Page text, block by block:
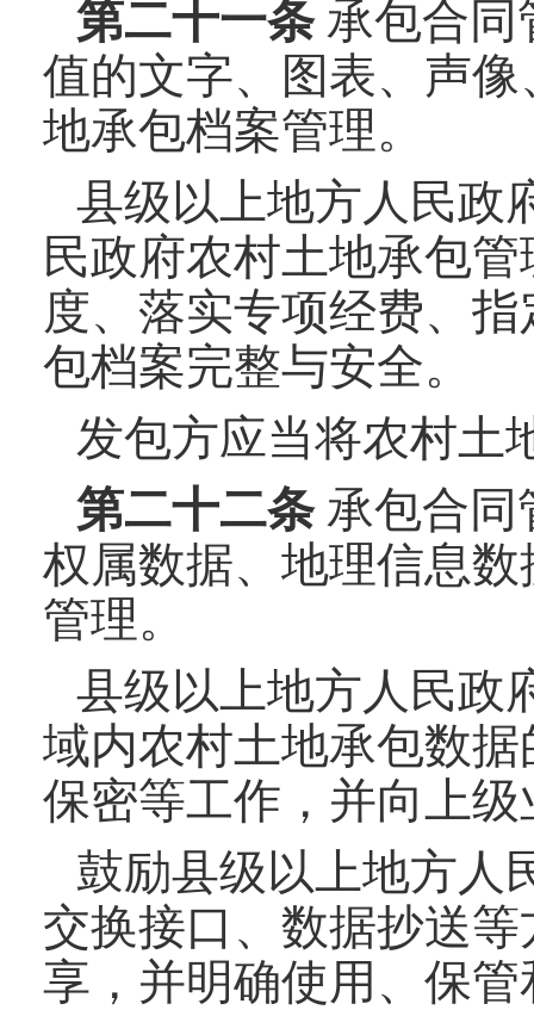
第二十一条承包合同
值的文字、图表、声
地承包档案管理。
县级以上地方人民政
民政府农村土地承包
度、落实专项经费、
包档案完整与安全。
发包方应当将农村土
第二十二条承包合同
权属数据、地理信息
管理。
县级以上地方人民政
域内农村土地承包数
保密等工作，并向上
鼓励县级以上地方人
交换接口、数据抄送
享，并明确使用、保